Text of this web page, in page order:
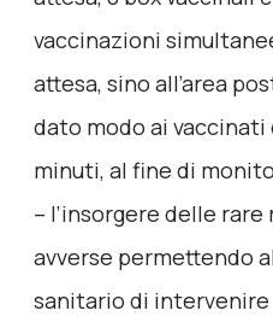
vaccinazioni
attesa, sino all’area
dato modo ai
minuti, al fine di
– l’insorgere delle
avverse permettendo
sanitario di